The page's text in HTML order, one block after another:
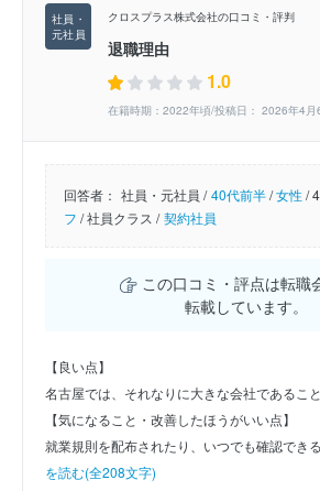
クロスプラス株式会社の口コミ・評判
退職理由
1.0
在籍時期：2022年頃/投稿日： 2026年4月
回答者： 社員・元社員 / 40代前半/女性/
フ /社員クラス / 契約社員
この口コミ・評点は転職
転載しています。
【良い点】
名古屋では、それなりに大きな会社であること
【気になること・改善したほうがいい点】
就業規則を配布されたり、いつでも確認でき
を読む(全208文字)